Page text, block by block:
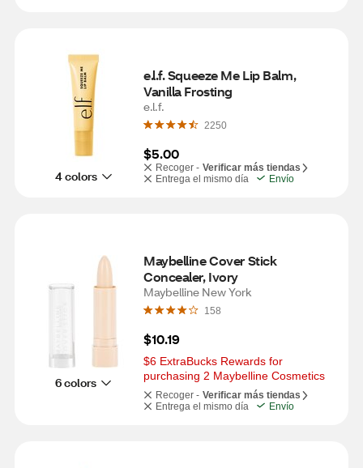
4 colors
e.l.f. Squeeze Me Lip Balm,
Vanilla Frosting
e.l.f.
2250
$5.00
Recoger - Verificar más tiendas
Entrega el mismo día
Envío
6 colors
Maybelline Cover Stick
Concealer, Ivory
Maybelline New York
158
$10.19
$6 ExtraBucks Rewards for
purchasing 2 Maybelline Cosmetics
Recoger - Verificar más tiendas
Entrega el mismo día
Envío